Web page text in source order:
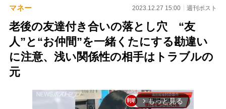
マネー 2023.12.27 15:00 週刊ポスト
老後の友達付き合いの落とし穴 “友
人”と“お仲間”を一緒くたにする勘違い
に注意、浅い関係性の相手はトラブルの
元
arrow_forward_ios もっと見る